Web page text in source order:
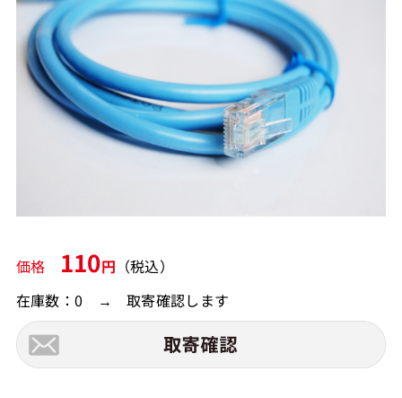
価格 110円 （税込）
在庫数：0 → 取寄確認します